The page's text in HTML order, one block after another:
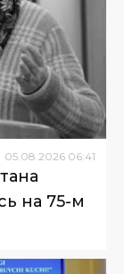
05.08.2026 06:41
на 75-м